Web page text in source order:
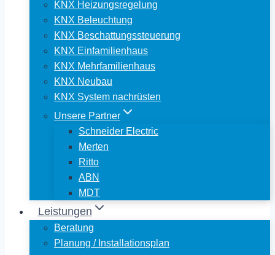
KNX Heizungsregelung
KNX Beleuchtung
KNX Beschattungssteuerung
KNX Einfamilienhaus
KNX Mehrfamilienhaus
KNX Neubau
KNX System nachrüsten
Unsere Partner
Schneider Electric
Merten
Ritto
ABN
MDT
Leistungen
Beratung
Planung / Installationsplan